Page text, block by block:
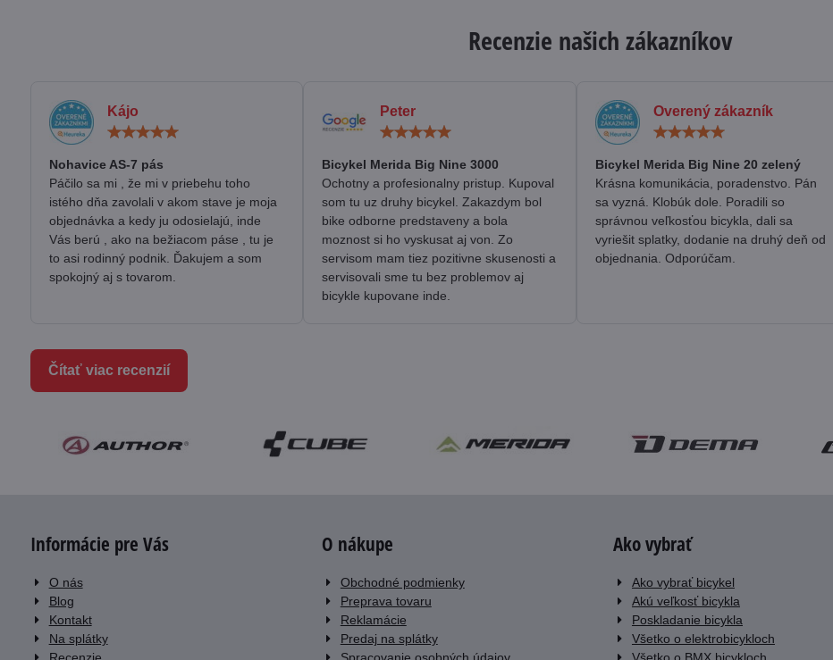
Recenzie našich zákazníkov
Kájo
Nohavice AS-7 pás
Páčilo sa mi , že mi v priebehu toho
istého dňa zavolali v akom stave je moja
objednávka a kedy ju odosielajú, inde
Vás berú , ako na bežiacom páse , tu je
to asi rodinný podnik. Ďakujem a som
spokojný aj s tovarom.
Peter
/
5
Bicykel Merida Big Nine 3000
Ochotny a profesionalny pristup. Kupoval
som tu uz druhy bicykel. Zakazdym bol
bike odborne predstaveny a bola
moznost si ho vyskusat aj von. Zo
servisom mam tiez pozitivne skusenosti a
servisovali sme tu bez problemov aj
bicykle kupovane inde.
Overený zákazník
/
5
Bicykel Merida Big Nine 20 zelený
Krásna komunikácia, poradenstvo. Pán
sa vyzná. Klobúk dole. Poradili so
správnou veľkosťou bicykla, dali sa
vyriešit splatky, dodanie na druhý deň od
objednania. Odporúčam.
Čítať viac recenzií
Informácie pre Vás
O nás
Blog
Kontakt
Na splátky
O nákupe
Obchodné podmienky
Preprava tovaru
Reklamácie
Predaj na splátky
Ako vybrať
Ako vybrať bicykel
Akú veľkosť bicykla
Poskladanie bicykla
Všetko o elektrobicykloch